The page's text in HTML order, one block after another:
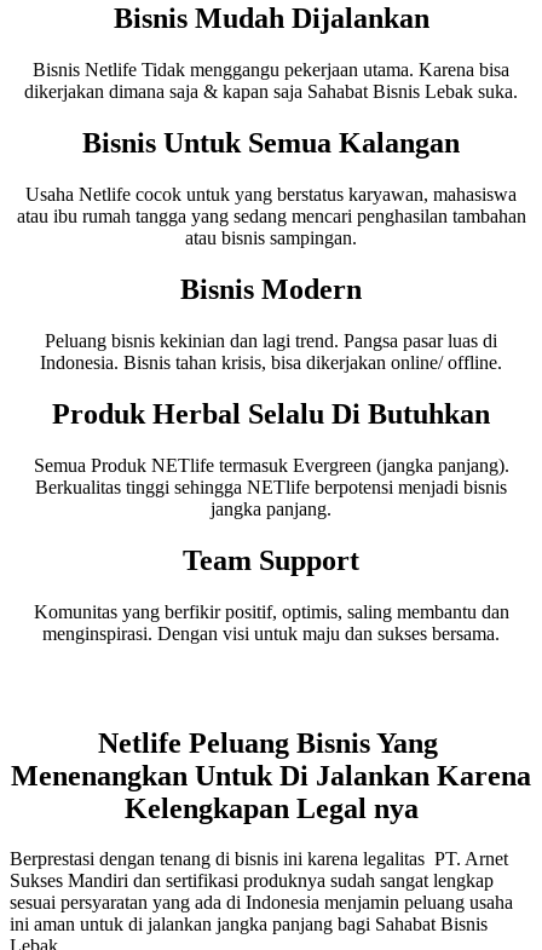
Bisnis Mudah Dijalankan
Bisnis Netlife Tidak menggangu pekerjaan utama. Karena bisa
dikerjakan dimana saja & kapan saja Sahabat Bisnis Lebak suka.
Bisnis Untuk Semua Kalangan
Usaha Netlife cocok untuk yang berstatus karyawan, mahasiswa
atau ibu rumah tangga yang sedang mencari penghasilan tambahan
atau bisnis sampingan.
Bisnis Modern
Peluang bisnis kekinian dan lagi trend. Pangsa pasar luas di
Indonesia. Bisnis tahan krisis, bisa dikerjakan online/ offline.
Produk Herbal Selalu Di Butuhkan
Semua Produk NETlife termasuk Evergreen (jangka panjang).
Berkualitas tinggi sehingga NETlife berpotensi menjadi bisnis
jangka panjang.
Team Support
Komunitas yang berfikir positif, optimis, saling membantu dan
menginspirasi. Dengan visi untuk maju dan sukses bersama.
Netlife Peluang Bisnis Yang
Menenangkan Untuk Di Jalankan Karena
Kelengkapan Legal nya
Berprestasi dengan tenang di bisnis ini karena legalitas PT. Arnet
Sukses Mandiri dan sertifikasi produknya sudah sangat lengkap
sesuai persyaratan yang ada di Indonesia menjamin peluang usaha
ini aman untuk di jalankan jangka panjang bagi Sahabat Bisnis